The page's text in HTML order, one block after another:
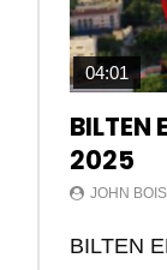
04:01
BILTEN
2025
JOHN
BILTEN